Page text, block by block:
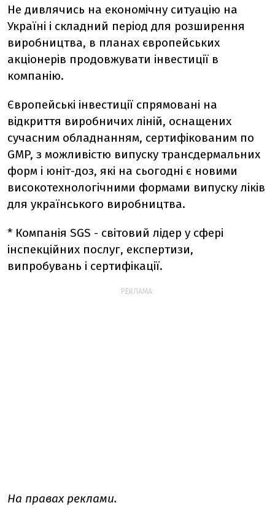
Не дивлячись на економічну ситуацію на
Україні і складний період для розширення
виробництва, в планах європейських
акціонерів продовжувати інвестиції в
компанію.
Європейські інвестиції спрямовані на
відкриття виробничих ліній, оснащених
сучасним обладнанням, сертифікованим по
GMP, з можливістю випуску трансдермальних
форм і юніт-доз, які на сьогодні є новими
високотехнологічними формами випуску ліків
для українського виробництва.
* Компанія SGS - світовий лідер у сфері
інспекційних послуг, експертизи,
випробувань і сертифікації.
РЕКЛАМА:
На правах реклами.